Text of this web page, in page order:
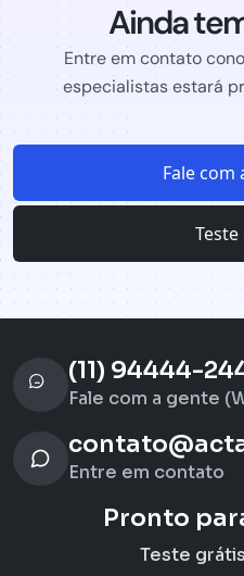
Ainda
Entre em contato
especialistas estará
Fale com
(11) 94444-
Fale com a gente
Entre em contato
Pronto
Teste